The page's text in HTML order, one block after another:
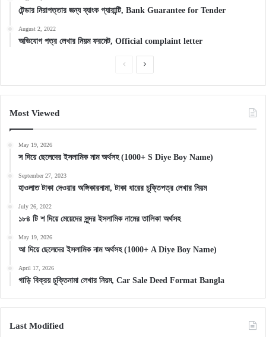
টেন্ডার নিরাপত্তার জন্য ব্যাংক গ্যারান্টি, Bank Guarantee for Tender
August 2, 2022
অভিযোগ পত্র লেখার নিয়ম ফরমেট, Official complaint letter
PreviousNext
Most Viewed
May 19, 2026
স দিয়ে ছেলেদের ইসলামিক নাম অর্থসহ (1000+ S Diye Boy Name)
September 27, 2023
হাওলাত টাকা দেওয়ার অঙ্গিকারনামা, টাকা ধারের চুক্তিপত্র লেখার নিয়ম
July 26, 2022
১৮৪ টি শ দিয়ে মেয়েদের সুন্দর ইসলামিক নামের তালিকা অর্থসহ
May 19, 2026
আ দিয়ে ছেলেদের ইসলামিক নাম অর্থসহ (1000+ A Diye Boy Name)
April 17, 2026
গাড়ি বিক্রয় চুক্তিনামা লেখার নিয়ম, Car Sale Deed Format Bangla
Last Modified